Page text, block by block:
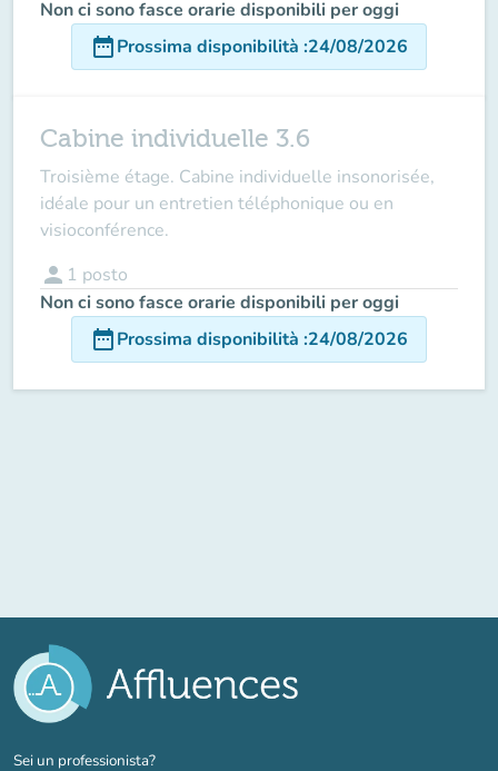
Non ci sono fasce orarie disponibili per oggi
date_rangeProssima disponibilità :24/08/2026
Cabine individuelle 3.6
Troisième étage. Cabine individuelle insonorisée,
idéale pour un entretien téléphonique ou en
visioconférence.
person 1 posto
Non ci sono fasce orarie disponibili per oggi
date_rangeProssima disponibilità :24/08/2026
Sei un professionista?(nuova scheda)